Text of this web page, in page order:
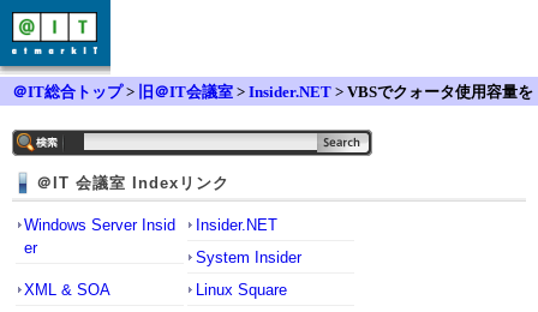
＠IT総合トップ> 旧＠IT会議室 > Insider.NET > VBSでクォータ使用容量を
＠IT 会議室 Indexリンク
Windows Server Insid
er
Insider.NET
System Insider
XML & SOA
Linux Square